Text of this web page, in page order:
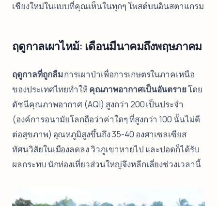
เชียงใหม่ในแบบที่คุณเห็นในทุกๆ โพสต์บนอินสตาแกรม
ฤดูกาลเผาไหม้: เดือนมีนาคมถึงพฤษภาคม
ฤดูกาลที่ถูกลืมการเผาป่าเพื่อการเกษตรในภาคเหนือ
ของประเทศไทยทำให้คุณภาพอากาศเป็นอันตรายโดย
ดัชนีคุณภาพอากาศ (AQI) สูงกว่า 200 เป็นประจำ
(องค์การอนามัยโลกถือว่าค่าใดๆ ที่สูงกว่า 100 นั้นไม่ดี
ต่อสุขภาพ) อุณหภูมิสูงขึ้นถึง 35-40 องศาเซลเซียส
ทัศนวิสัยในเมืองลดลง วิวภูเขาหายไป และปอดก็ได้รับ
ผลกระทบ นักท่องเที่ยวส่วนใหญ่จึงหลีกเลี่ยงช่วงเวลานี้